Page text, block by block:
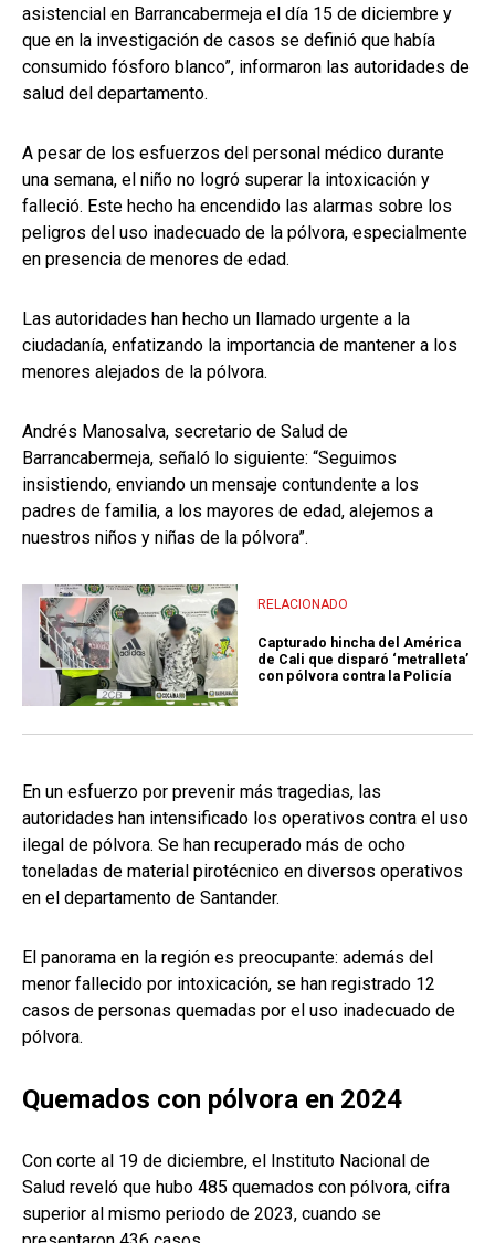
asistencial en Barrancabermeja el día 15 de diciembre y
que en la investigación de casos se definió que había
consumido fósforo blanco”, informaron las autoridades de
salud del departamento.
A pesar de los esfuerzos del personal médico durante
una semana, el niño no logró superar la intoxicación y
falleció. Este hecho ha encendido las alarmas sobre los
peligros del uso inadecuado de la pólvora, especialmente
en presencia de menores de edad.
Las autoridades han hecho un llamado urgente a la
ciudadanía, enfatizando la importancia de mantener a los
menores alejados de la pólvora.
Andrés Manosalva, secretario de Salud de
Barrancabermeja, señaló lo siguiente: “Seguimos
insistiendo, enviando un mensaje contundente a los
padres de familia, a los mayores de edad, alejemos a
nuestros niños y niñas de la pólvora”.
RELACIONADO
Capturado hincha del América
de Cali que disparó ‘metralleta’
con pólvora contra la Policía
En un esfuerzo por prevenir más tragedias, las
autoridades han intensificado los operativos contra el uso
ilegal de pólvora. Se han recuperado más de ocho
toneladas de material pirotécnico en diversos operativos
en el departamento de Santander.
El panorama en la región es preocupante: además del
menor fallecido por intoxicación, se han registrado 12
casos de personas quemadas por el uso inadecuado de
pólvora.
Quemados con pólvora en 2024
Con corte al 19 de diciembre, el Instituto Nacional de
Salud reveló que hubo 485 quemados con pólvora, cifra
superior al mismo periodo de 2023, cuando se